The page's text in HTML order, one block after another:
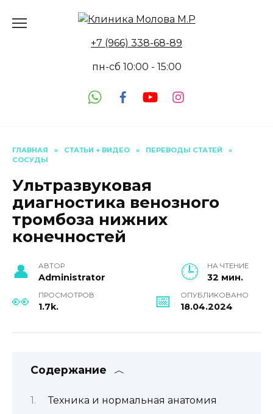
+7 (966) 338-68-89
пн-сб 10:00 - 15:00
ГЛАВНАЯ » СТАТЬИ + ВИДЕО » ПЕРЕВОДЫ СТАТЕЙ
»
СОСУДЫ
Ультразвуковая
диагностика венозного
тромбоза нижних
конечностей
АВТОР
Administrator
НА ЧТЕНИЕ
32 мин.
ПРОСМОТРОВ
1.7k.
ОПУБЛИКОВАНО
18.04.2024
Содержание
Техника и нормальная анатомия